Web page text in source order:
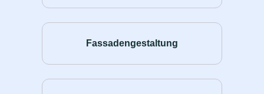
Fassadengestaltung